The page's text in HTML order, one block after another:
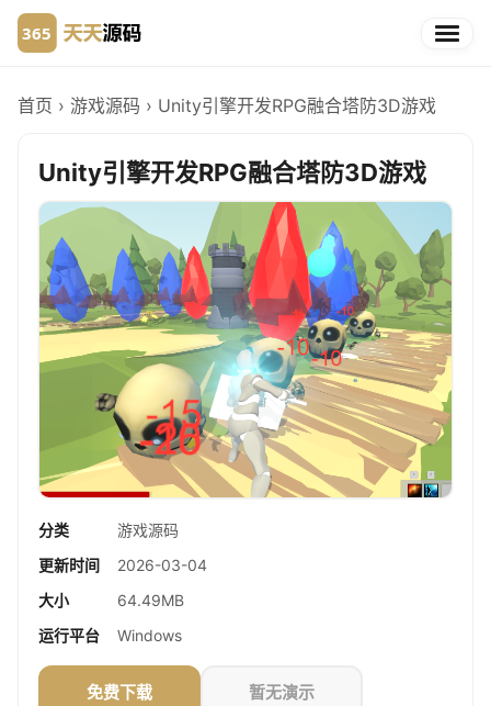
首页 › 游戏源码 › Unity引擎开发RPG融合塔防3D游戏
Unity引擎开发RPG融合塔防3D游戏
分类
游戏源码
更新时间
2026-03-04
大小
64.49MB
运行平台
Windows
免费下载 暂无演示